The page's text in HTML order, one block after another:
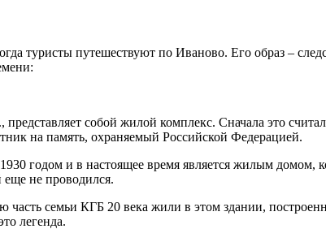
туристы путешествуют по Иваново. Его образ –
представляет собой жилой комплекс. Сначала это
на память, охраняемый Российской Федерацией.
годом и в настоящее время является жилым
еще не проводился.
часть семьи КГБ 20 века жили в этом здании,
легенда.